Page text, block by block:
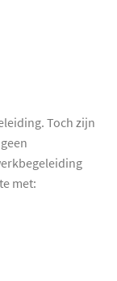
Toch zijn
met: